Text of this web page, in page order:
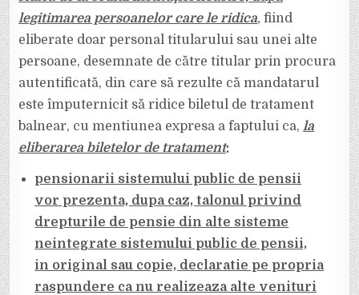
legitimarea persoanelor care le ridica,fiind
eliberate doar personal titularului sau unei alte
persoane, desemnate de către titular prin procura
autentificată, din care să rezulte că mandatarul
este împuternicit să ridice biletul de tratament
balnear, cu mentiunea expresa a faptului ca,la
eliberarea biletelor de tratament:
pensionarii sistemului public de pensii
vor prezenta, dupa caz, talonul privind
drepturile de pensie din alte sisteme
neintegrate sistemului public de pensii,
in original sau copie, declaratie pe propria
raspundere ca nu realizeaza alte venituri